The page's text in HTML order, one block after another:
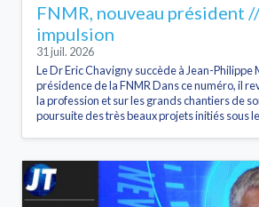
FNMR, nouveau président
impulsion
31 juil. 2026
Le Dr Eric Chavigny succède à Jean-Philippe
présidence de la FNMR Dans ce numéro, il
la profession et sur les grands chantiers de
poursuite des très beaux projets initiés sous